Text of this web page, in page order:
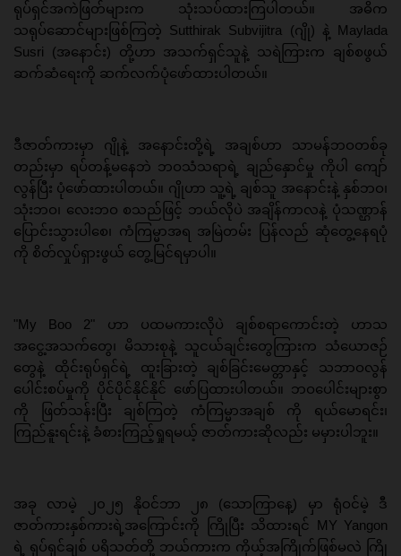
ရုပ်ရှင်အကဲဖြတ်များက သုံးသပ်ထားကြပါတယ်။ အဓိက
သရုပ်ဆောင်များဖြစ်ကြတဲ့ Sutthirak Subvijitra (ဂျို) နဲ့ Maylada
Susri (အနောင်း) တို့ဟာ အသက်ရှင်သူနဲ့ သရဲကြားက ချစ်စဖွယ်
ဆက်ဆံရေးကို ဆက်လက်ပုံဖော်ထားပါတယ်။
ဒီဇာတ်ကားမှာ ဂျိုနဲ့ အနောင်းတို့ရဲ့ အချစ်ဟာ သာမန်ဘဝတစ်ခု
တည်းမှာ ရပ်တန့်မနေဘဲ ဘဝသံသရာရဲ့ ချည်နှောင်မှု ကိုပါ ကျော်
လွန်ပြီး ပုံဖော်ထားပါတယ်။ ဂျိုဟာ သူ့ရဲ့ ချစ်သူ အနောင်းနဲ့ နှစ်ဘဝ၊
သုံးဘဝ၊ လေးဘဝ စသည်ဖြင့် ဘယ်လိုပဲ အချိန်ကာလနဲ့ ပုံသဏ္ဌာန်
ပြောင်းသွားပါစေ၊ ကံကြမ္မာအရ အမြဲတမ်း ပြန်လည် ဆုံတွေ့နေရပုံ
ကို စိတ်လှုပ်ရှားဖွယ် တွေ့မြင်ရမှာပါ။
"My Boo 2" ဟာ ပထမကားလိုပဲ ချစ်စရာကောင်းတဲ့ ဟာသ
အငွေ့အသက်တွေ၊ မိသားစုနဲ့ သူငယ်ချင်းတွေကြားက သံယောဇဉ်
တွေနဲ့ ထိုင်းရုပ်ရှင်ရဲ့ ထူးခြားတဲ့ ချစ်ခြင်းမေတ္တာနှင့် သဘာဝလွန်
ပေါင်းစပ်မှုကို ပိုင်ပိုင်နိုင်နိုင် ဖော်ပြထားပါတယ်။ ဘဝပေါင်းများစွာ
ကို ဖြတ်သန်းပြီး ချစ်ကြတဲ့ ကံကြမ္မာအချစ် ကို ရယ်မောရင်း၊
ကြည်နူးရင်းနဲ့ ခံစားကြည့်ရှုရမယ့် ဇာတ်ကားဆိုလည်း မမှားပါဘူး။
အခု လာမဲ့ ၂၀၂၅ နိုဝင်ဘာ ၂၈ (သောကြာနေ့) မှာ ရုံဝင်မဲ့ ဒီ
ဇာတ်ကားနှစ်ကားရဲ့အကြောင်းကို ကြိုပြီး သိထားရင် MY Yangon
ရဲ့ ရုပ်ရှင်ချစ် ပရိသတ်တို့ ဘယ်ကားက ကိုယ့်အကြိုက်ဖြစ်မလဲ ကြို